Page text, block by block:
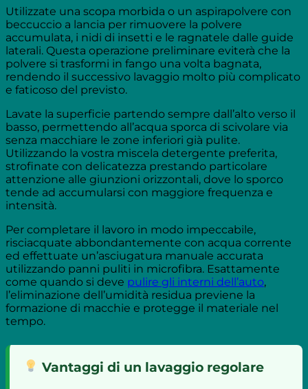
Utilizzate una scopa morbida o un aspirapolvere con
beccuccio a lancia per rimuovere la polvere
accumulata, i nidi di insetti e le ragnatele dalle guide
laterali. Questa operazione preliminare eviterà che la
polvere si trasformi in fango una volta bagnata,
rendendo il successivo lavaggio molto più complicato
e faticoso del previsto.
Lavate la superficie partendo sempre dall’alto verso il
basso, permettendo all’acqua sporca di scivolare via
senza macchiare le zone inferiori già pulite.
Utilizzando la vostra miscela detergente preferita,
strofinate con delicatezza prestando particolare
attenzione alle giunzioni orizzontali, dove lo sporco
tende ad accumularsi con maggiore frequenza e
intensità.
Per completare il lavoro in modo impeccabile,
risciacquate abbondantemente con acqua corrente
ed effettuate un’asciugatura manuale accurata
utilizzando panni puliti in microfibra. Esattamente
come quando si deve pulire gli interni dell’auto,
l’eliminazione dell’umidità residua previene la
formazione di macchie e protegge il materiale nel
tempo.
Vantaggi di un lavaggio regolare